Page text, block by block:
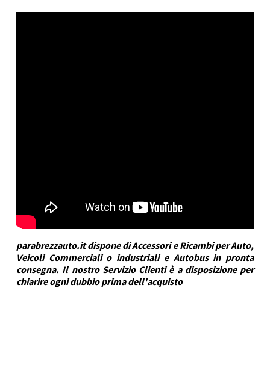
parabrezzauto.it dispone di Accessori e Ricambi per Auto,
Veicoli Commerciali o industriali e Autobus in pronta
consegna. Il nostro Servizio Clienti è a disposizione per
chiarire ogni dubbio prima dell'acquisto